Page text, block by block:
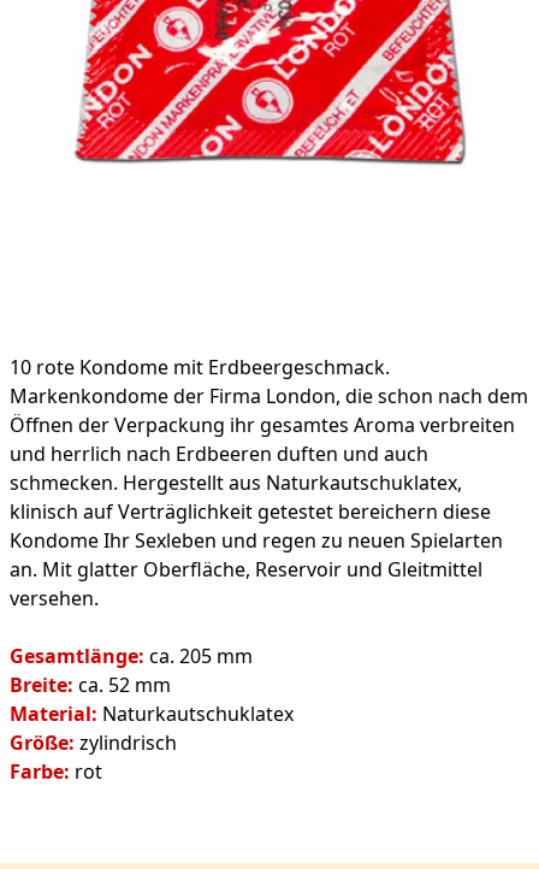
Product information
10 rote Kondome mit Erdbeergeschmack.
Markenkondome der Firma London, die schon nach dem
Öffnen der Verpackung ihr gesamtes Aroma verbreiten
und herrlich nach Erdbeeren duften und auch
schmecken. Hergestellt aus Naturkautschuklatex,
klinisch auf Verträglichkeit getestet bereichern diese
Kondome Ihr Sexleben und regen zu neuen Spielarten
an. Mit glatter Oberfläche, Reservoir und Gleitmittel
versehen.
Gesamtlänge: ca. 205 mm
Breite: ca. 52 mm
Material: Naturkautschuklatex
Größe: zylindrisch
Farbe: rot